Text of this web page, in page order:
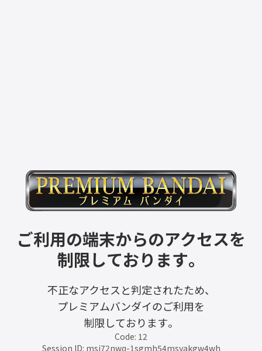
ご利用の端末からのアクセスを
制限しております。
不正なアクセスと判定されたため、
プレミアムバンダイのご利用を
制限しております。
Code: 12
Session ID: msj72nwq-1sgmh54msyakgw4wh